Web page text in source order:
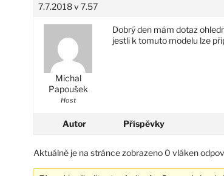
7.7.2018 v 7.57
Michal
Papoušek
Host
Dobrý den mám dotaz
jestli k tomuto modelu lze
Autor Příspěvky
Aktuálně je na stránce zobrazeno 0 vláken